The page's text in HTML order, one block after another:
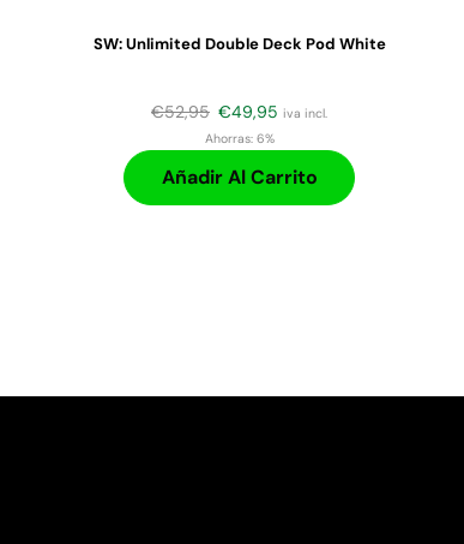
SW: Unlimited Double Deck Pod White
€52,95 €49,95 iva incl.
Ahorras:6%
Añadir Al Carrito